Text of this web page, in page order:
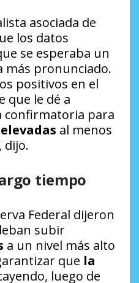
asociada de
los datos
se esperaba un
más pronunciado.
positivos en el
que le dé a
confirmatoria para
al menos
dijo.
tiempo
Federal dijeron
subir
a un nivel más alto
que la
luego de